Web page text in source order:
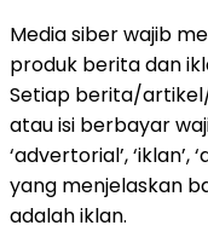
Media siber wajib
produk berita dan
Setiap berita/
atau isi berbayar
‘advertorial’, ‘iklan’,
yang menjelaskan
adalah iklan.